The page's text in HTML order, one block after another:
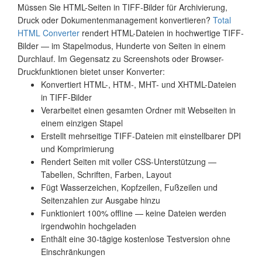
Müssen Sie HTML-Seiten in TIFF-Bilder für Archivierung,
Druck oder Dokumentenmanagement konvertieren? Total
HTML Converter rendert HTML-Dateien in hochwertige TIFF-
Bilder — im Stapelmodus, Hunderte von Seiten in einem
Durchlauf. Im Gegensatz zu Screenshots oder Browser-
Druckfunktionen bietet unser Konverter:
Konvertiert HTML-, HTM-, MHT- und XHTML-Dateien
in TIFF-Bilder
Verarbeitet einen gesamten Ordner mit Webseiten in
einem einzigen Stapel
Erstellt mehrseitige TIFF-Dateien mit einstellbarer DPI
und Komprimierung
Rendert Seiten mit voller CSS-Unterstützung —
Tabellen, Schriften, Farben, Layout
Fügt Wasserzeichen, Kopfzeilen, Fußzeilen und
Seitenzahlen zur Ausgabe hinzu
Funktioniert 100% offline — keine Dateien werden
irgendwohin hochgeladen
Enthält eine 30-tägige kostenlose Testversion ohne
Einschränkungen